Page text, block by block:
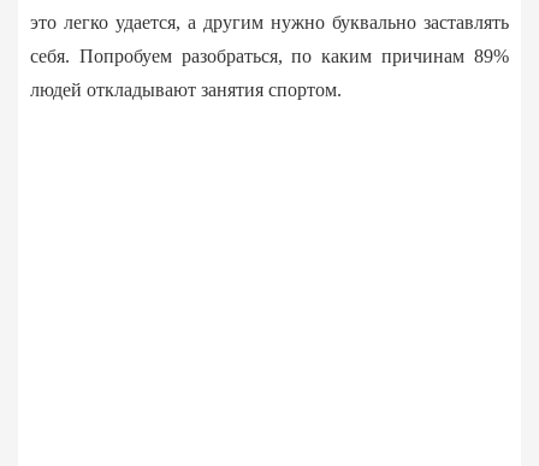
это легко удается, а другим нужно буквально заставлять
себя. Попробуем разобраться, по каким причинам 89%
людей откладывают занятия спортом.